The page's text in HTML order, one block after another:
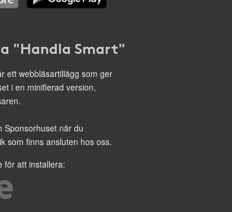
"Handla Smart"
ett webbläsartillägg som ger
i en minifierad version,
Sponsorhuset när du
som finns ansluten hos oss.
för att installera: